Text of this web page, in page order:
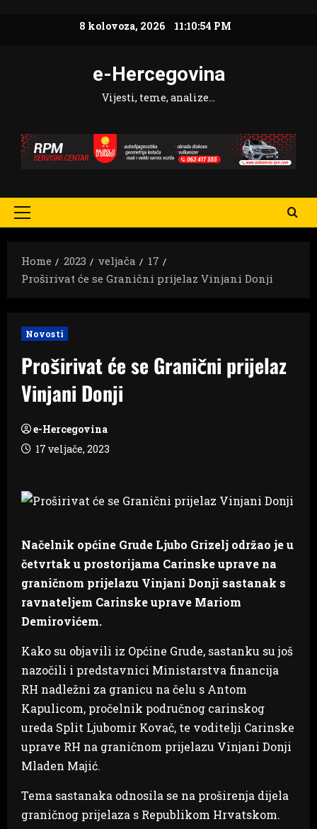
8 kolovoza, 2026 11:10:56 PM
e-Hercegovina
Vijesti, teme, analize…
Primary
Home
2023 veljača
17
Proširivat će se Granični prijelaz Vinjani Donji
Novosti
Proširivat će se Granični prijelaz
Vinjani Donji
e-Hercegovina
17 veljače, 2023
Načelnik općine Grude Ljubo Grizelj održao je u
četvrtak u prostorijama Carinske uprave na
graničnom prijelazu Vinjani Donji sastanak s
ravnateljem Carinske uprave Mariom
Demirovićem.
Kako su objavili iz Općine Grude, sastanku su još
nazočili i predstavnici Ministarstva financija
RH nadležni za granicu na čelu s Antom
Kapulicom, pročelnik područnog carinskog
ureda Split Ljubomir Kovač, te voditelji Carinske
uprave RH na graničnom prijelazu Vinjani Donji
Mladen Majić.
Tema sastanaka odnosila se na proširenja dijela
graničnog prijelaza s Republikom Hrvatskom.